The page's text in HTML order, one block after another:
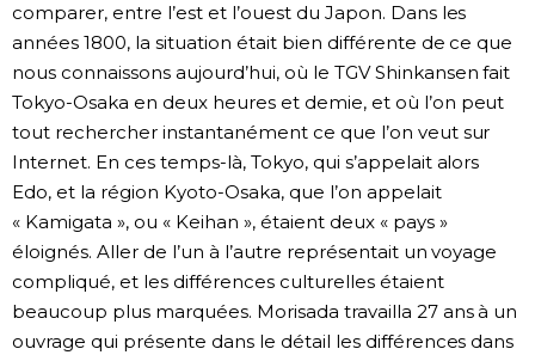
comparer, entre l’est et l’ouest du Japon. Dans les
années 1800, la situation était bien différente de ce que
nous connaissons aujourd’hui, où le TGV Shinkansen fait
Tokyo-Osaka en deux heures et demie, et où l’on peut
tout rechercher instantanément ce que l’on veut sur
Internet. En ces temps-là, Tokyo, qui s’appelait alors
Edo, et la région Kyoto-Osaka, que l’on appelait
« Kamigata », ou « Keihan », étaient deux « pays »
éloignés. Aller de l’un à l’autre représentait un voyage
compliqué, et les différences culturelles étaient
beaucoup plus marquées. Morisada travailla 27 ans à un
ouvrage qui présente dans le détail les différences dans